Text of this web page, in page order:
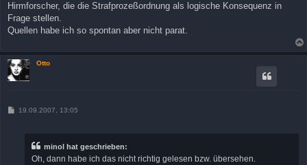
g
Hirmforscher, die die Strafprozeßordnung als logische Konsequenz in
Frage stellen.
Quellen habe ich so spontan aber nicht parat.
Otto
B19.09.2007, 13:05
minol hat geschrieben:
Oh, dann habe ich das nicht richtig gelesen bzw. übersehen.